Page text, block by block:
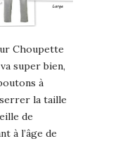
Choupette
super bien,
à
la taille
de
à l’âge de